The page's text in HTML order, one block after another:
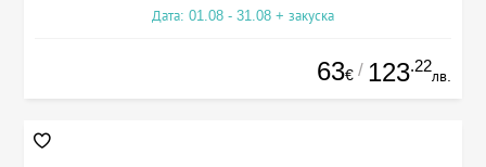
Дата: 01.08 - 31.08 + закуска
63€ / 123.22
лв.